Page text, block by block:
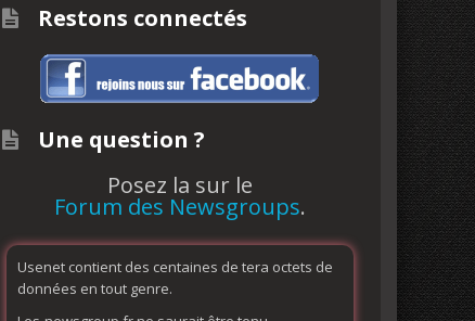
Restons connectés
Une question ?
Posez la sur le
Forum des Newsgroups.
Usenet contient des centaines de tera octets de
données en tout genre.